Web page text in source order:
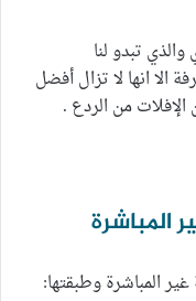
تبدو لنا
الا انها لا تزال أفضل
من الردع .
المباشرة
المباشرة وطبقتها: